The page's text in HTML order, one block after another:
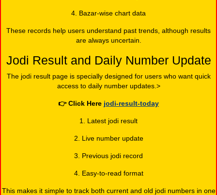
4. Bazar-wise chart data
These records help users understand past trends, although results
are always uncertain.
Jodi Result and Daily Number Update
The jodi result page is specially designed for users who want quick
access to daily number updates.>
👉Click Here jodi-result-today
1. Latest jodi result
2. Live number update
3. Previous jodi record
4. Easy-to-read format
This makes it simple to track both current and old jodi numbers in one